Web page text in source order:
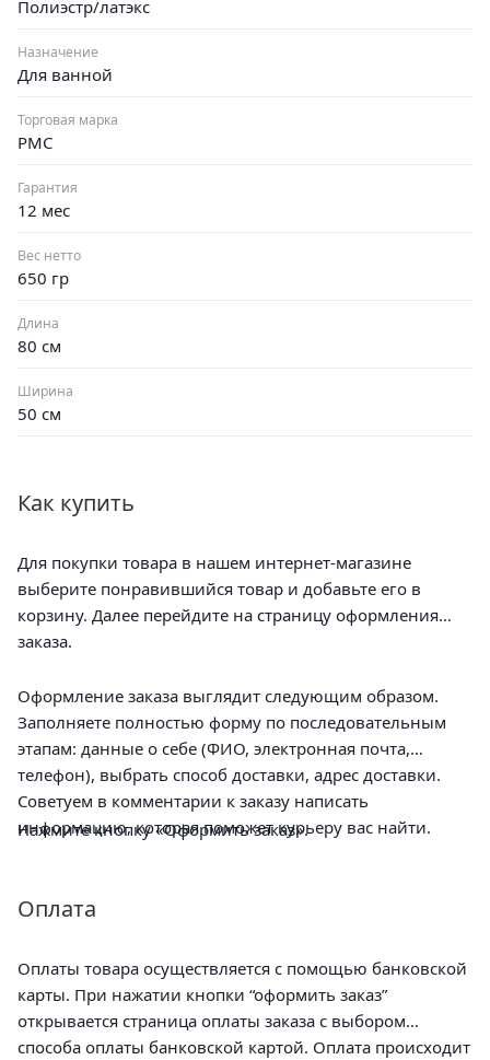
Полиэстр/латэкс
Назначение
Для ванной
Торговая марка
РМС
Гарантия
12 мес
Вес нетто
650 гр
Длина
80 см
Ширина
50 см
Как купить
Для покупки товара в нашем интернет-магазине
выберите понравившийся товар и добавьте его в
корзину. Далее перейдите на страницу оформления
заказа.
Оформление заказа выглядит следующим образом.
Заполняете полностью форму по последовательным
этапам: данные о себе (ФИО, электронная почта,
телефон), выбрать способ доставки, адрес доставки.
Советуем в комментарии к заказу написать
информацию, которая поможет курьеру вас найти.
Нажмите кнопку «Оформить заказ».
Оплата
Оплаты товара осуществляется с помощью банковской
карты. При нажатии кнопки “оформить заказ”
открывается страница оплаты заказа с выбором
способа оплаты банковской картой. Оплата происходит